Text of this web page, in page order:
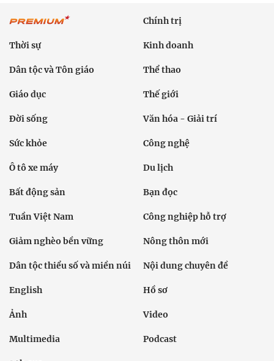
Chính trị
Thời sự Kinh doanh
Dân tộc và Tôn giáo Thể thao
Giáo dục Thế giới
Đời sống Văn hóa - Giải trí
Sức khỏe Công nghệ
Ô tô xe máy Du lịch
Bất động sản Bạn đọc
Tuần Việt Nam Công nghiệp hỗ trợ
Giảm nghèo bền vững Nông thôn mới
Dân tộc thiểu số và miền núi Nội dung chuyên đề
English Hồ sơ
Ảnh Video
Multimedia Podcast